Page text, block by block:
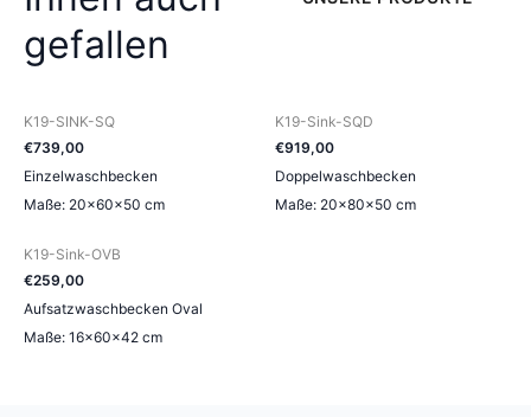
gefallen
K19-SINK-SQ
€739,00
Einzelwaschbecken
Maße: 20×60×50 cm
K19-Sink-SQD
€919,00
Doppelwaschbecken
Maße: 20×80×50 cm
K19-Sink-OVB
€259,00
Aufsatzwaschbecken Oval
Maße: 16×60×42 cm